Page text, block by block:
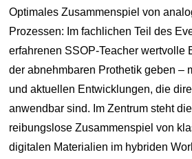
Optimales Zusammenspiel von
Prozessen: Im fachlichen Teil des
erfahrenen SSOP-Teacher wertvolle
der abnehmbaren Prothetik geben –
und aktuellen Entwicklungen, die
anwendbar sind. Im Zentrum steht
reibungslose Zusammenspiel von
digitalen Materialien im hybriden